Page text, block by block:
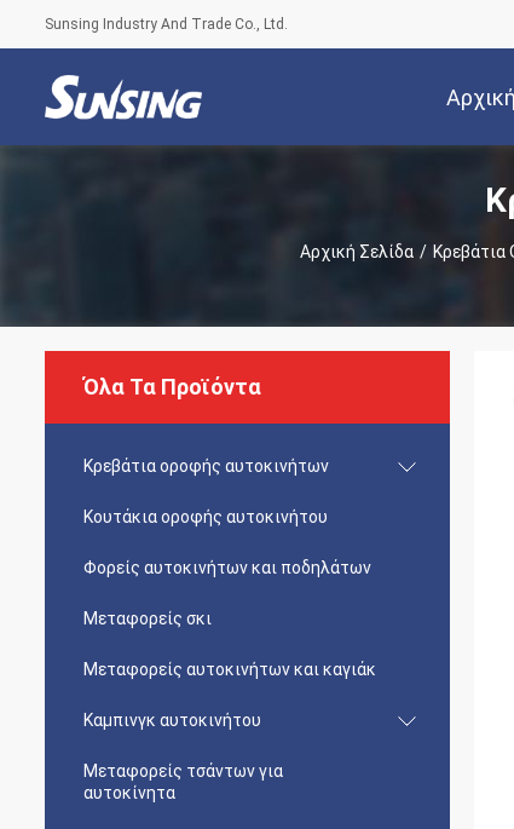
Sunsing Industry And Trade Co., Ltd.
Αρχική Σελίδα /
Όλα Τα Προϊόντα
Κρεβάτια οροφής αυτοκινήτων
Κουτάκια οροφής αυτοκινήτου
Φορείς αυτοκινήτων και ποδηλάτων
Μεταφορείς σκι
Μεταφορείς αυτοκινήτων και καγιάκ
Καμπινγκ αυτοκινήτου
Μεταφορείς τσάντων για
αυτοκίνητα